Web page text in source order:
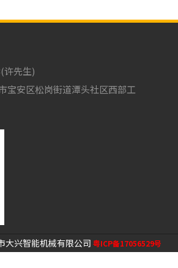
许先生)
宝安区松岗街道潭头社区西部工
兴智能机械有限公司 粤ICP备17056529号